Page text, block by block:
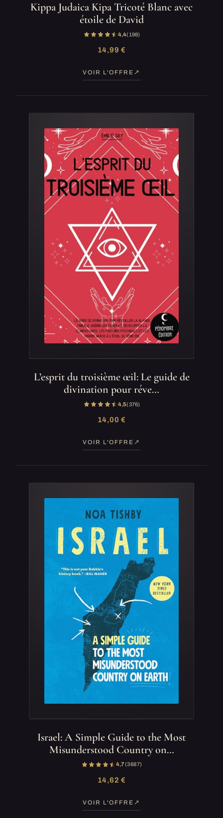
Kippa Judaica Kipa Tricoté Blanc avec
étoile de David
4,4(198)
14,99 €
VOIR L'OFFRE
L’esprit du troisième œil: Le guide de
divination pour réve…
4,5(376)
14,00 €
VOIR L'OFFRE
Israel: A Simple Guide to the Most
Misunderstood Country on…
4,7(3 687)
14,62 €
VOIR L'OFFRE